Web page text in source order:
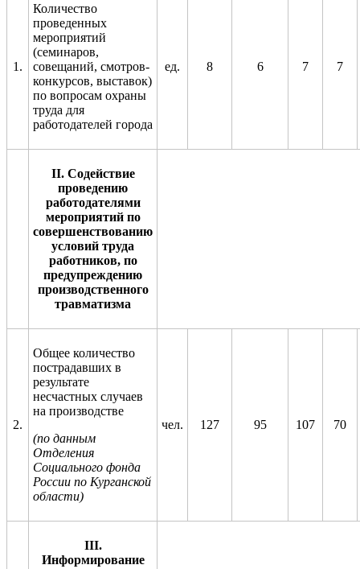
1.
Количество
проведенных
мероприятий
(семинаров,
совещаний, смотров-
конкурсов, выставок)
по вопросам охраны
труда для
работодателей города
ед. 8 6 7 7
II. Содействие
проведению
работодателями
мероприятий по
совершенствованию
условий труда
работников, по
предупреждению
производственного
травматизма
2.
Общее количество
пострадавших в
результате
несчастных случаев
на производстве
(по данным
Отделения
Социального фонда
России по Курганской
области)
чел. 127 95 107 70
III.
Информирование